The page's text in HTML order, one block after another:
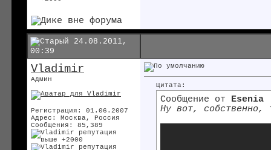
24.08.2011,
00:39
Vladimir
Админ
Регистрация: 01.06.2007
Адрес: Москва, Россия
Сообщения: 85,389
Цитата:
Сообщение от
Esenia
Ну вот, собственно,